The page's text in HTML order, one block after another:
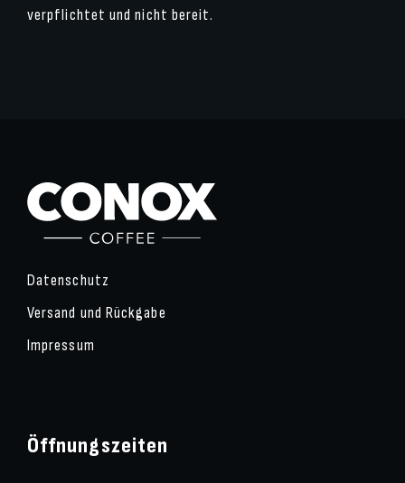
verpflichtet und nicht bereit.
Datenschutz
Versand und Rückgabe
Impressum
Öffnungszeiten